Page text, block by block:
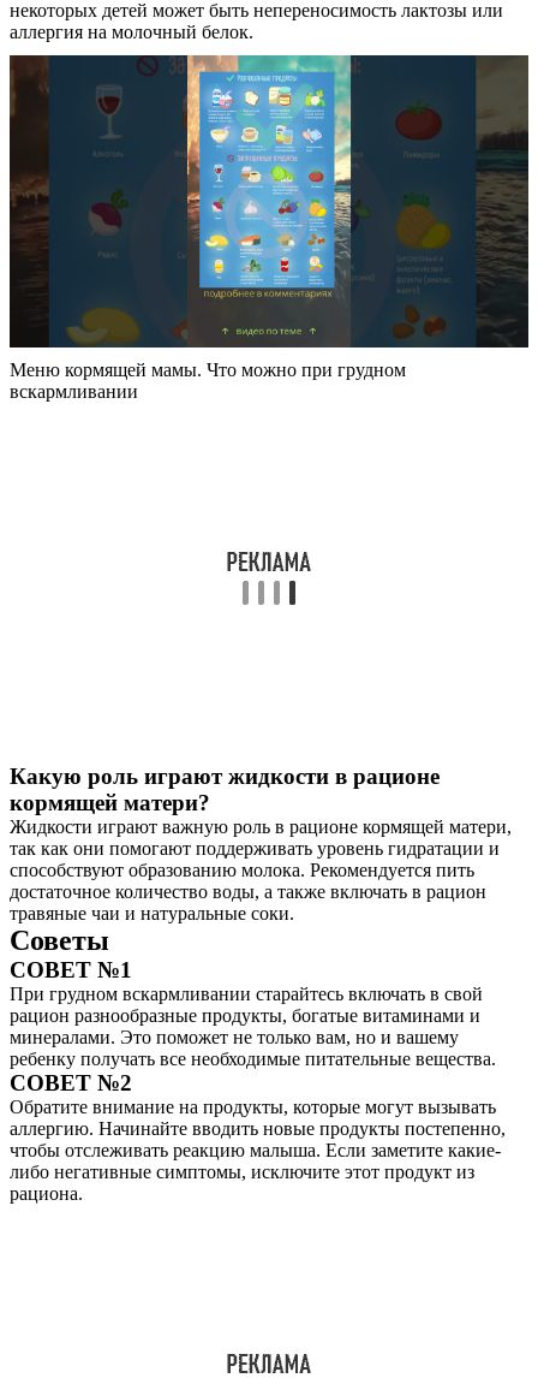
некоторых детей может быть непереносимость лактозы или
аллергия на молочный белок.
Меню кормящей мамы. Что можно при грудном
вскармливании
Какую роль играют жидкости в рационе
кормящей матери?
Жидкости играют важную роль в рационе кормящей матери,
так как они помогают поддерживать уровень гидратации и
способствуют образованию молока. Рекомендуется пить
достаточное количество воды, а также включать в рацион
травяные чаи и натуральные соки.
Советы
СОВЕТ №1
При грудном вскармливании старайтесь включать в свой
рацион разнообразные продукты, богатые витаминами и
минералами. Это поможет не только вам, но и вашему
ребенку получать все необходимые питательные вещества.
СОВЕТ №2
Обратите внимание на продукты, которые могут вызывать
аллергию. Начинайте вводить новые продукты постепенно,
чтобы отслеживать реакцию малыша. Если заметите какие-
либо негативные симптомы, исключите этот продукт из
рациона.